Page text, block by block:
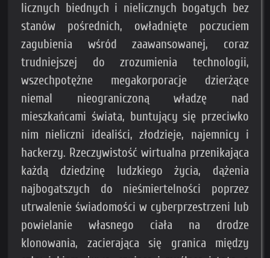
licznych biednych i nielicznych bogatych bez
stanów pośrednich, owładnięte poczuciem
zagubienia wśród zaawansowanej, coraz
trudniejszej do zrozumienia technologii,
wszechpotężne megakorporacje dzierżące
niemal nieograniczoną władzę nad
mieszkańcami świata, buntujący się przeciwko
nim nieliczni idealiści, złodzieje, najemnicy i
hackerzy. Rzeczywistość wirtualna przenikająca
każdą dziedzinę ludzkiego życia, dążenia
najbogatszych do nieśmiertelności poprzez
utrwalenie świadomości w cyberprzestrzeni lub
powielanie własnego ciała na drodze
klonowania, zacierająca się granica między